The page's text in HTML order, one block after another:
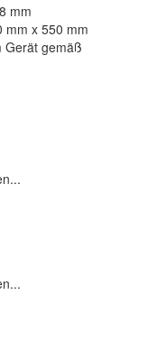
mm
mm x 550 mm
Gerät gemäß